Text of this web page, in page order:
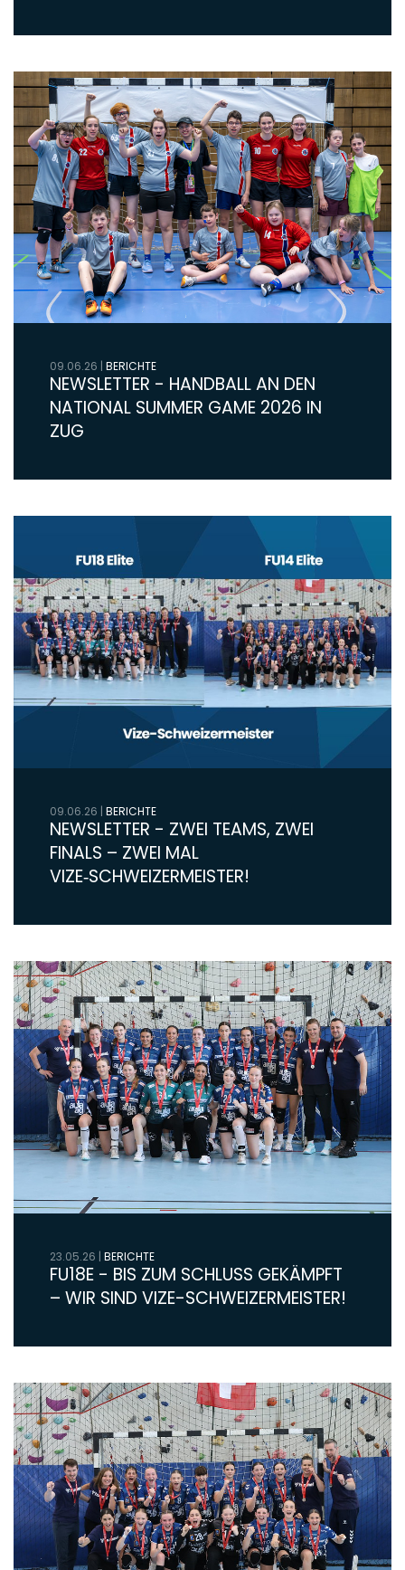
09.06.26 | BERICHTE
NEWSLETTER - HANDBALL AN DEN
NATIONAL SUMMER GAME 2026 IN
ZUG
09.06.26 | BERICHTE
NEWSLETTER - ZWEI TEAMS, ZWEI
FINALS – ZWEI MAL
VIZE‑SCHWEIZERMEISTER!
23.05.26 | BERICHTE
FU18E - BIS ZUM SCHLUSS GEKÄMPFT
– WIR SIND VIZE-SCHWEIZERMEISTER!